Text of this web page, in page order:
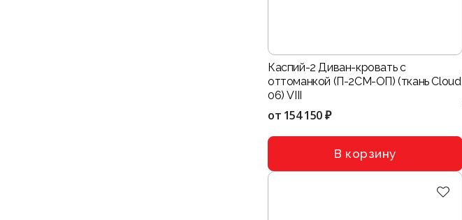
Каспий-2 Диван-кровать с
оттоманкой (П-2СМ-ОП) (ткань Cloud
06) VIII
от 154 150 ₽
В корзину